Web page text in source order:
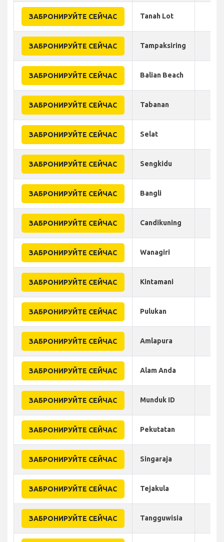
ЗАБРОНИРУЙТЕ СЕЙЧАС Tanah Lot
ЗАБРОНИРУЙТЕ СЕЙЧАС Tampaksiring
ЗАБРОНИРУЙТЕ СЕЙЧАС Balian Beach
ЗАБРОНИРУЙТЕ СЕЙЧАС Tabanan
ЗАБРОНИРУЙТЕ СЕЙЧАС Selat
ЗАБРОНИРУЙТЕ СЕЙЧАС Sengkidu
ЗАБРОНИРУЙТЕ СЕЙЧАС Bangli
ЗАБРОНИРУЙТЕ СЕЙЧАС Candikuning
ЗАБРОНИРУЙТЕ СЕЙЧАС Wanagiri
ЗАБРОНИРУЙТЕ СЕЙЧАС Kintamani
ЗАБРОНИРУЙТЕ СЕЙЧАС Pulukan
ЗАБРОНИРУЙТЕ СЕЙЧАС Amlapura
ЗАБРОНИРУЙТЕ СЕЙЧАС Alam Anda
ЗАБРОНИРУЙТЕ СЕЙЧАС Munduk ID
ЗАБРОНИРУЙТЕ СЕЙЧАС Pekutatan
ЗАБРОНИРУЙТЕ СЕЙЧАС Singaraja
ЗАБРОНИРУЙТЕ СЕЙЧАС Tejakula
ЗАБРОНИРУЙТЕ СЕЙЧАС Tangguwisia